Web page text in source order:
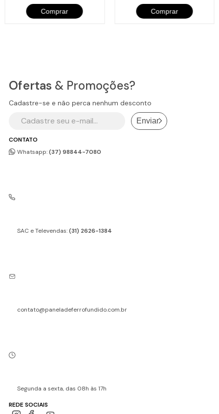
Comprar Comprar
CONTATO
Whatsapp:(37) 98844-7080
SAC e Televendas:(31) 2626-1384
contato@paneladeferrofundido.com.br
Segunda a sexta, das 08h às 17h
REDE SOCIAIS
Ofertas & Promoções?
Cadastre-se e não perca nenhum desconto
Enviar